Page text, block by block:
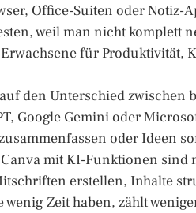
Office-Suiten oder Notiz-
weil man nicht komplett
für Produktivität,
den Unterschied zwischen
Google Gemini oder
oder Ideen
mit KI-Funktionen sind
erstellen, Inhalte
Zeit haben, zählt